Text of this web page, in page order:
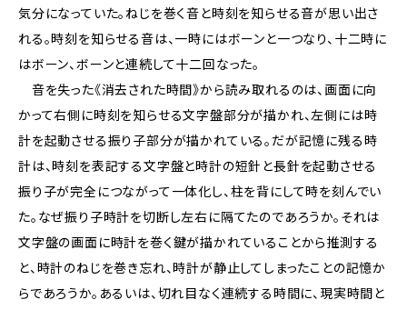
気分になっていた。ねじを巻く音と時刻を知らせる音が思い出さ
れる。時刻を知らせる音は、一時にはボーンと一つなり、十二時に
はボーン、ボーンと連続して十二回なった。
音を失った《消去された時間》から読み取れるのは、画面に向
かって右側に時刻を知らせる文字盤部分が描かれ、左側には時
計を起動させる振り子部分が描かれている。だが記憶に残る時
計は、時刻を表記する文字盤と時計の短針と長針を起動させる
振り子が完全につながって一体化し、柱を背にして時を刻んでい
た。なぜ振り子時計を切断し左右に隔てたのであろうか。それは
文字盤の画面に時計を巻く鍵が描かれていることから推測する
と、時計のねじを巻き忘れ、時計が静止してしまったことの記憶か
らであろうか。あるいは、切れ目なく連続する時間に、現実時間と